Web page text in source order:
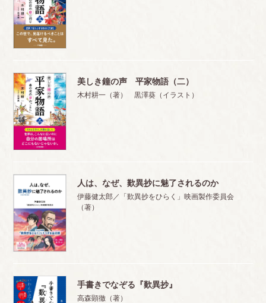
美しき鐘の声 平家物語（二）
木村耕一（著） 黒澤葵（イラスト）
人は、なぜ、歎異抄に魅了されるのか
伊藤健太郎／「歎異抄をひらく」映画製作委員会
（著）
手書きでなぞる『歎異抄』
高森顕徹（著）